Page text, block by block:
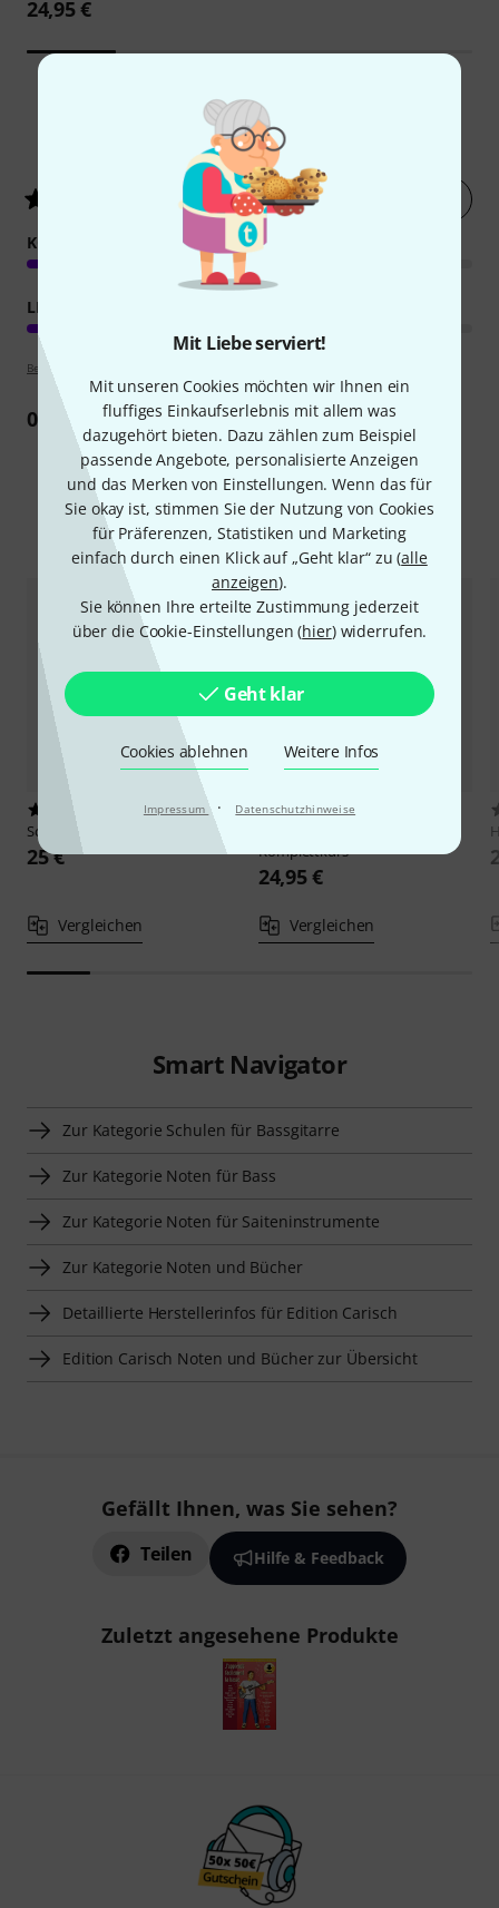
Mit Liebe serviert!
Mit unseren Cookies möchten wir Ihnen ein
fluffiges Einkaufserlebnis mit allem was
dazugehört bieten. Dazu zählen zum Beispiel
passende Angebote, personalisierte Anzeigen
und das Merken von Einstellungen. Wenn das für
Sie okay ist, stimmen Sie der Nutzung von Cookies
für Präferenzen, Statistiken und Marketing
einfach durch einen Klick auf „Geht klar“ zu (alle
anzeigen).
Sie können Ihre erteilte Zustimmung jederzeit
über die Cookie-Einstellungen (hier) widerrufen.
Geht klar
Cookies ablehnen Weitere Infos
Impressum · Datenschutzhinweise
24,95 €
Kundenbewertungen
4/ 5
KOMPETENZ
LERNFAKTOR
Bewertungsrichtlinien
0Rezension
Alternativen vergleichen
Schott
25 €
Vergleichen
80
Komplettkurs
24,95 €
Vergleichen
Smart Navigator
Zur Kategorie Schulen für Bassgitarre
Zur Kategorie Noten für Bass
Zur Kategorie Noten für Saiteninstrumente
Zur Kategorie Noten und Bücher
Detaillierte Herstellerinfos für Edition Carisch
Edition Carisch Noten und Bücher zur Übersicht
Gefällt Ihnen, was Sie sehen?
Teilen Hilfe & Feedback
Zuletzt angesehene Produkte